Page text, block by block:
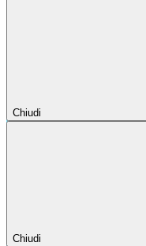
Chiudi
Chiudi